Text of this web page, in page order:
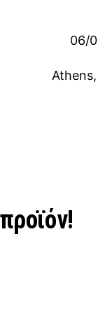
06/
Athens,